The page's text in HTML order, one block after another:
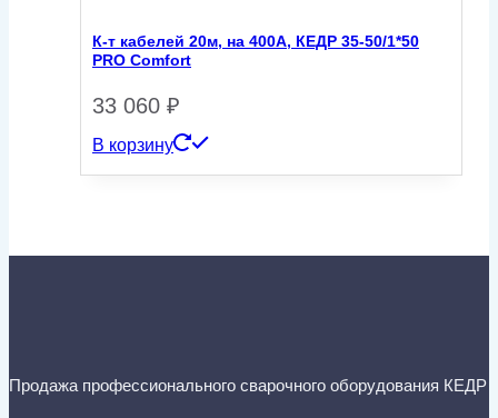
К-т кабелей 20м, на 400А, КЕДР 35-50/1*50
PRO Comfort
33 060 ₽
В корзину
Продажа профессионального сварочного оборудования КЕДР